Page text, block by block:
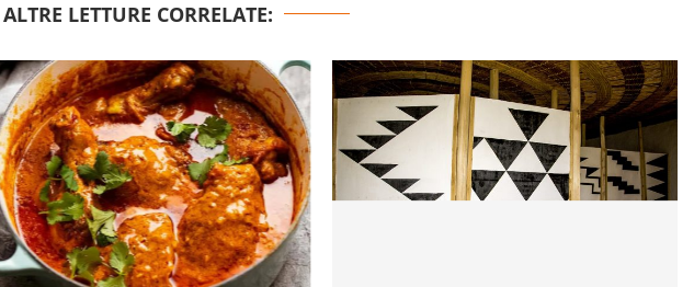
ALTRE LETTURE CORRELATE: